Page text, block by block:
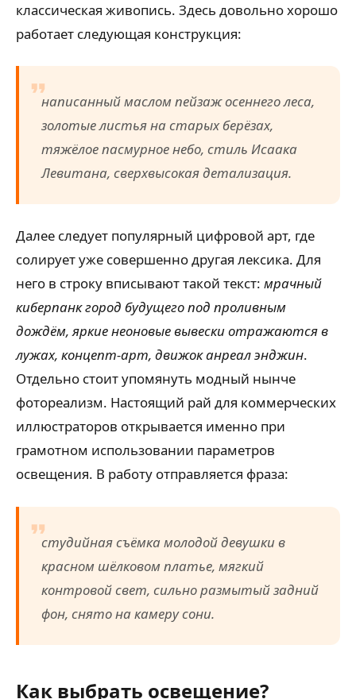
классическая живопись. Здесь довольно хорошо
работает следующая конструкция:
написанный маслом пейзаж осеннего леса,
золотые листья на старых берёзах,
тяжёлое пасмурное небо, стиль Исаака
Левитана, сверхвысокая детализация.
Далее следует популярный цифровой арт, где
солирует уже совершенно другая лексика. Для
него в строку вписывают такой текст: мрачный
киберпанк город будущего под проливным
дождём, яркие неоновые вывески отражаются в
лужах, концепт-арт, движок анреал энджин.
Отдельно стоит упомянуть модный нынче
фотореализм. Настоящий рай для коммерческих
иллюстраторов открывается именно при
грамотном использовании параметров
освещения. В работу отправляется фраза:
студийная съёмка молодой девушки в
красном шёлковом платье, мягкий
контровой свет, сильно размытый задний
фон, снято на камеру сони.
Как выбрать освещение?